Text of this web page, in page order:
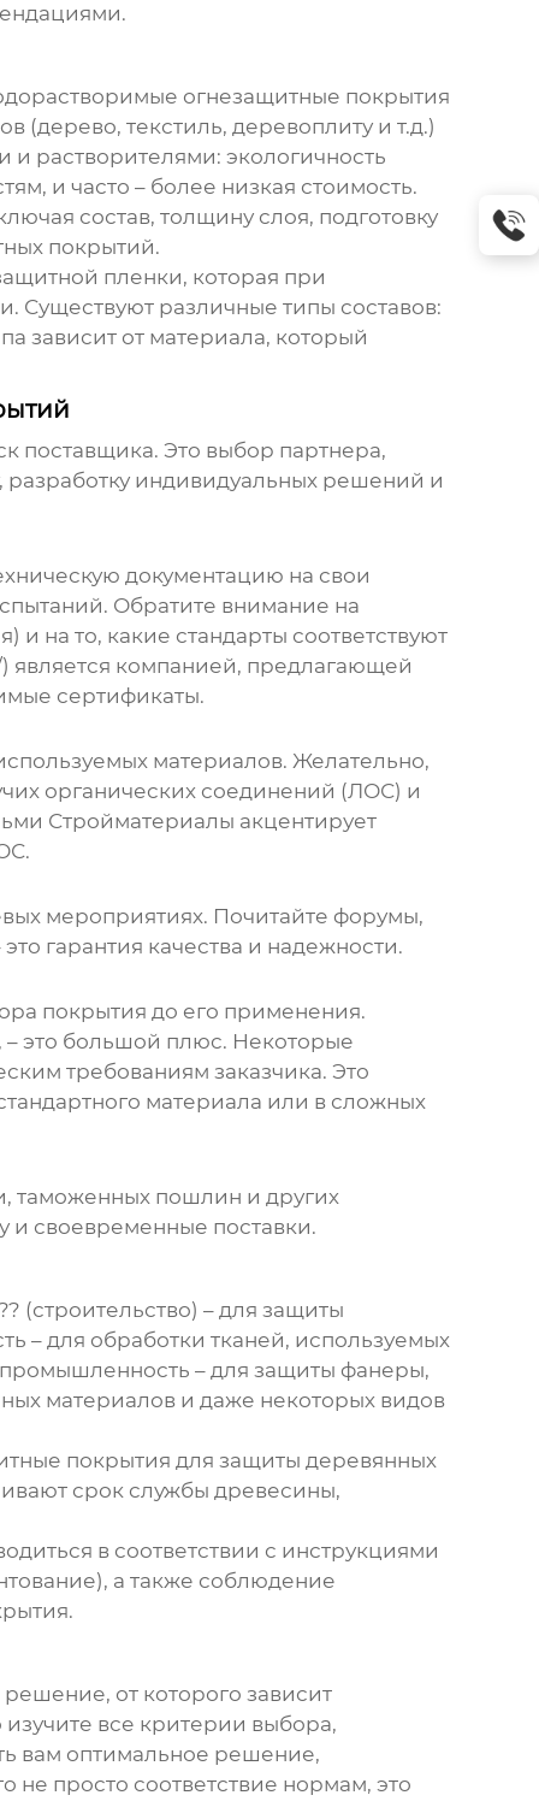
огнезащитные покрытия
(дерево, текстиль, деревоплиту и т.д.)
растворителями: экологичность
и часто – более низкая стоимость.
состав, толщину слоя, подготовку
покрытий.
пленки, которая при
Существуют различные типы составов:
зависит от материала, который
поставщика. Это выбор партнера,
разработку индивидуальных решений и
документацию на свои
Обратите внимание на
на то, какие стандарты соответствуют
компанией, предлагающей
сертификаты.
материалов. Желательно,
органических соединений (ЛОС) и
Стройматериалы акцентирует
мероприятиях. Почитайте форумы,
гарантия качества и надежности.
покрытия до его применения.
это большой плюс. Некоторые
требованиям заказчика. Это
материала или в сложных
таможенных пошлин и других
и своевременные поставки.
(строительство) – для защиты
– для обработки тканей, используемых
– для защиты фанеры,
материалов и даже некоторых видов
покрытия для защиты деревянных
срок службы древесины,
в соответствии с инструкциями
а также соблюдение
решение, от которого зависит
все критерии выбора,
вам оптимальное решение,
просто соответствие нормам, это